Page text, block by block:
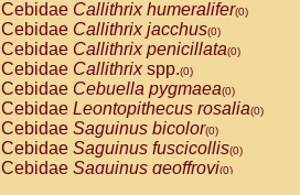
CercopithecidaeMacaca fuscata
CercopithecidaeMacaca fuscata
CercopithecidaeMacaca maura
CercopithecidaeMacaca mulatta
CercopithecidaeMacaca nemestrina
CercopithecidaeMacaca nigra(0)
CercopithecidaeMacaca radiata
CercopithecidaeMacaca silenus
CercopithecidaeMacaca sinica
Cebidae Callithrix humeralifer(0)
Cebidae Callithrix jacchus(0)
Cebidae Callithrix penicillata(0)
Cebidae Callithrixspp.(0)
Cebidae Cebuella pygmaea(0)
Cebidae Leontopithecus rosalia(0)
Cebidae Saguinus bicolor(0)
Cebidae Saguinus fuscicollis(0)
Cebidae Saguinus geoffroyi(0)